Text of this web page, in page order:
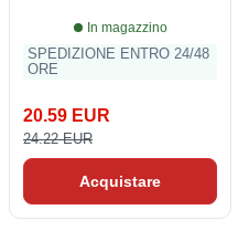
In magazzino
SPEDIZIONE ENTRO 24/48
ORE
20.59 EUR
24.22 EUR
Acquistare